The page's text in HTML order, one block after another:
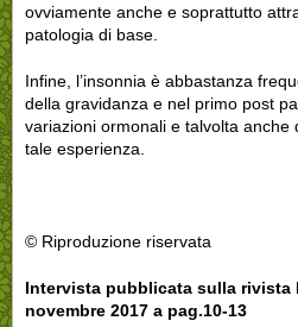
ovviamente anche e soprattutto
patologia di base.
Infine, l’insonnia è abbastanza
della gravidanza e nel primo post
variazioni ormonali e talvolta anche
tale esperienza.
© Riproduzione riservata
Intervista pubblicata sulla rivista
novembre 2017 a pag.10-13